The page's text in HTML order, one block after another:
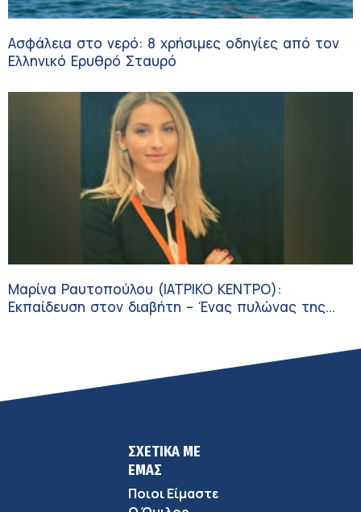
Ασφάλεια στο νερό: 8 χρήσιμες οδηγίες από τον
Ελληνικό Ερυθρό Σταυρό
Μαρίνα Ραυτοπούλου (ΙΑΤΡΙΚΟ ΚΕΝΤΡΟ):
Εκπαίδευση στον διαβήτη – Ένας πυλώνας της
ΣΧΕΤΙΚΑ ΜΕ
ΕΜΑΣ
Ποιοι Είμαστε